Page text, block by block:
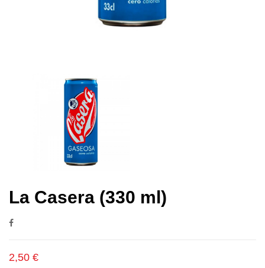
La Casera (330 ml)
2,50 €